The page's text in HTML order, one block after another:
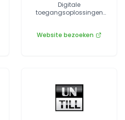
Digitale
toegangsoplossingen
Website bezoeken